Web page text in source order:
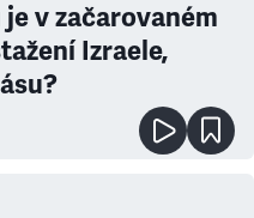
v začarovaném
Izraele,